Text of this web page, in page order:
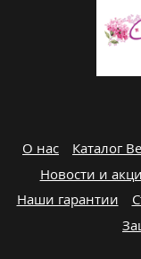
О нас Каталог
Новости и
Наши гарантии